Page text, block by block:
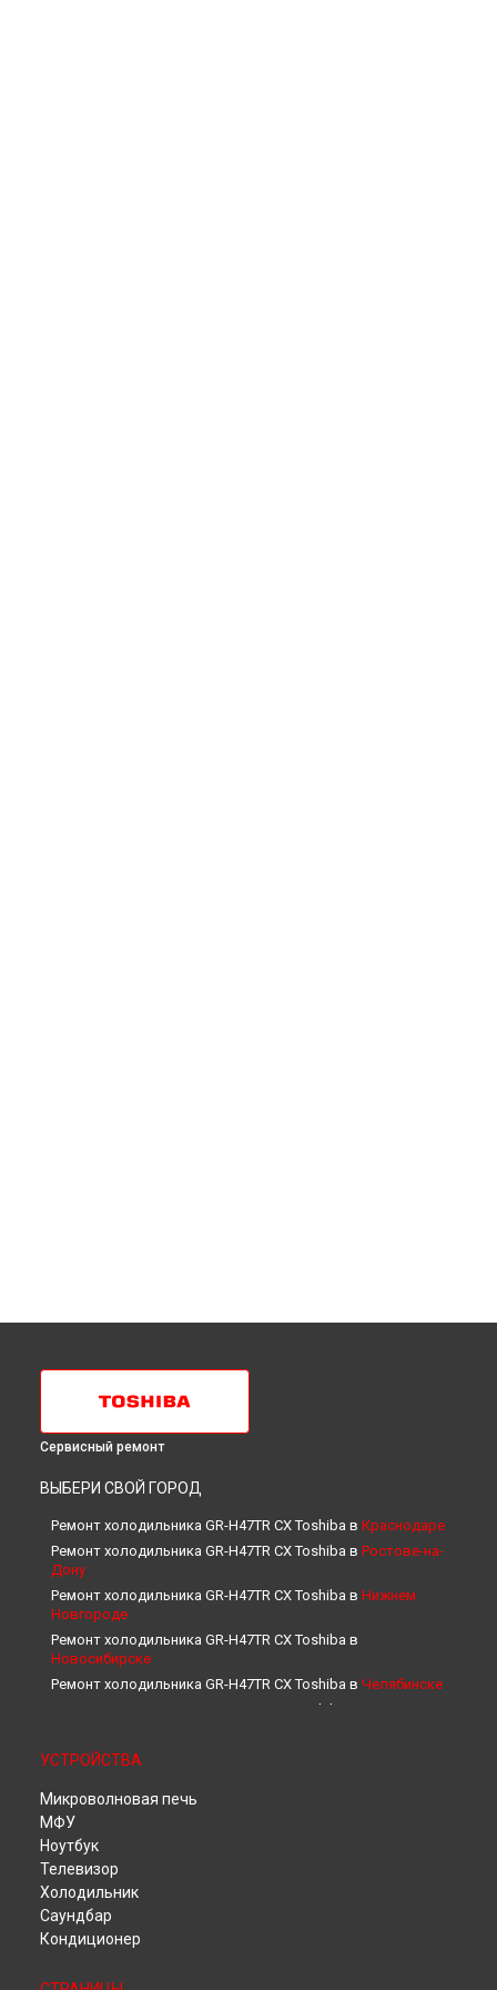
Сервисный ремонт
ВЫБЕРИ СВОЙ ГОРОД
Ремонт холодильника GR-H47TR CX Toshiba в Краснодаре
Ремонт холодильника GR-H47TR CX Toshiba в Ростове-на-
Дону
Ремонт холодильника GR-H47TR CX Toshiba в Нижнем
Новгороде
Ремонт холодильника GR-H47TR CX Toshiba в
Новосибирске
Ремонт холодильника GR-H47TR CX Toshiba в Челябинске
Ремонт холодильника GR-H47TR CX Toshiba в
Ремонт холодильника GR-H47TR CX Toshiba в
Ремонт холодильника GR-H47TR CX Toshiba в
Ремонт холодильника GR-H47TR CX Toshiba в
Ремонт холодильника GR-H47TR CX Toshiba в
Ремонт холодильника GR-H47TR CX Toshiba в
Ремонт холодильника GR-H47TR CX Toshiba в
Ремонт холодильника GR-H47TR CX Toshiba в
Ремонт холодильника GR-H47TR CX Toshiba в
УСТРОЙСТВА
Микроволновая печь
МФУ
Ноутбук
Телевизор
Холодильник
Саундбар
Кондиционер